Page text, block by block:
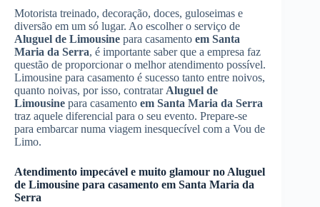
Motorista treinado, decoração, doces, guloseimas e
diversão em um só lugar. Ao escolher o serviço de
Aluguel de Limousine para casamento em Santa
Maria da Serra, é importante saber que a empresa faz
questão de proporcionar o melhor atendimento possível.
Limousine para casamento é sucesso tanto entre noivos,
quanto noivas, por isso, contratar Aluguel de
Limousine para casamento em Santa Maria da Serra
traz aquele diferencial para o seu evento. Prepare-se
para embarcar numa viagem inesquecível com a Vou de
Limo.
Atendimento impecável e muito glamour no Aluguel
de Limousine para casamento em Santa Maria da
Serra